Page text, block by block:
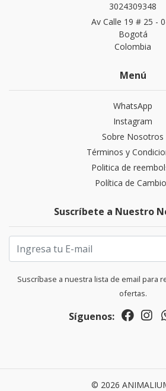
3024309348
Av Calle 19 # 25 -
Bogotá
Colombia
Menú
WhatsApp
Instagram
Sobre Nosotros
Términos y
Politica de
Política de
Suscríbete a Nuestro
Suscríbase a nuestra lista de email para
ofertas.
Síguenos:
© 2026